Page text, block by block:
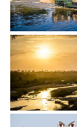
Show larger